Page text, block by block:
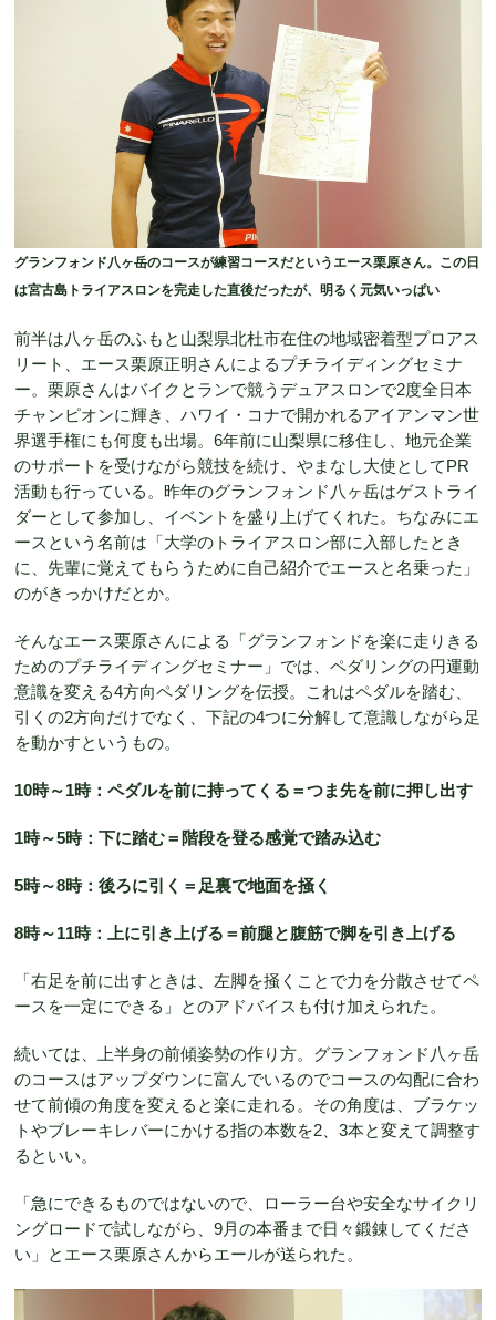
グランフォンド八ヶ岳のコースが練習コースだというエース栗原さん。この日
は宮古島トライアスロンを完走した直後だったが、明るく元気いっぱい
前半は八ヶ岳のふもと山梨県北杜市在住の地域密着型プロアス
リート、エース栗原正明さんによるプチライディングセミナ
ー。栗原さんはバイクとランで競うデュアスロンで2度全日本
チャンピオンに輝き、ハワイ・コナで開かれるアイアンマン世
界選手権にも何度も出場。6年前に山梨県に移住し、地元企業
のサポートを受けながら競技を続け、やまなし大使としてPR
活動も行っている。昨年のグランフォンド八ヶ岳はゲストライ
ダーとして参加し、イベントを盛り上げてくれた。ちなみにエ
ースという名前は「大学のトライアスロン部に入部したとき
に、先輩に覚えてもらうために自己紹介でエースと名乗った」
のがきっかけだとか。
そんなエース栗原さんによる「グランフォンドを楽に走りきる
ためのプチライディングセミナー」では、ペダリングの円運動
意識を変える4方向ペダリングを伝授。これはペダルを踏む、
引くの2方向だけでなく、下記の4つに分解して意識しながら足
を動かすというもの。
10時～1時：ペダルを前に持ってくる＝つま先を前に押し出す
1時～5時：下に踏む＝階段を登る感覚で踏み込む
5時～8時：後ろに引く＝足裏で地面を掻く
8時～11時：上に引き上げる＝前腿と腹筋で脚を引き上げる
「右足を前に出すときは、左脚を掻くことで力を分散させてペ
ースを一定にできる」とのアドバイスも付け加えられた。
続いては、上半身の前傾姿勢の作り方。グランフォンド八ヶ岳
のコースはアップダウンに富んでいるのでコースの勾配に合わ
せて前傾の角度を変えると楽に走れる。その角度は、ブラケッ
トやブレーキレバーにかける指の本数を2、3本と変えて調整す
るといい。
「急にできるものではないので、ローラー台や安全なサイクリ
ングロードで試しながら、9月の本番まで日々鍛錬してくださ
い」とエース栗原さんからエールが送られた。